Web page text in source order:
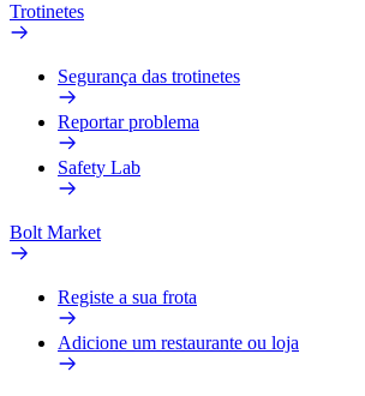
Trotinetes
Segurança das trotinetes
Reportar problema
Safety Lab
Bolt Market
Registe a sua frota
Adicione um restaurante ou loja